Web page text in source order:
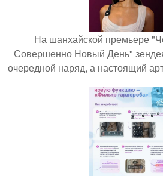
На шанхайской премьере
Совершенно Новый День"
очередной наряд, а настоящий